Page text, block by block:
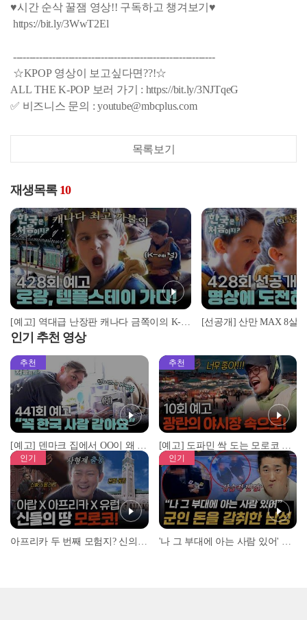
♥시간 순삭 꿀잼 영상!! 구독하고 챙겨보기♥
https://bit.ly/3WwT2El
--------------------------------------------------------------
☆KPOP 영상이 보고싶다면??!☆
ALL THE K-POP 보러 가기 : https://bit.ly/3NJTqeG
✅ 비즈니스 문의 : youtube@mbcplus.com
목록보기
재생목록 10
[예고] 역대급 난장판 캐나다 금쪽이의 K-예절 솔루션! 과연 그 결과는?!
인기 추천 영상
추천
[예고] 덴마크 집에서 OO이 왜 나와...? 이상할 정도로 한국을 사랑하는 우리 형을 제보합니다!
추천
[예고] 도파민 싹 도는 모로코 야시장 투어!
인기 인기